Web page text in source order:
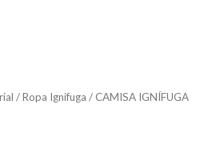
/Ropa Ignifuga / CAMISA IGNÍFUGA